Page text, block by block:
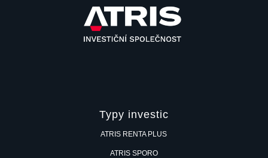
Typy investic
ATRIS RENTA PLUS
ATRIS SPORO